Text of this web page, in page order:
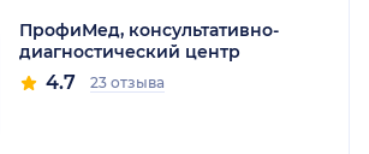
ПрофиМед, консультативно-
диагностический центр
4.7 23 отзыва